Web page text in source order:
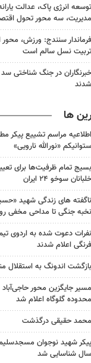
توسعه انرژی پاک، عدالت
مدیریت، سه محور تحول
فرماندار سنندج: ورزش،
تربیت نسل سالم است
خبرنگاران در جنگ شناختی
شدند
ها
اطلاعیه مراسم تشییع پیکر
ستوانیکم «نورالله نارویی»
بسیج تمام ظرفیت‌ها برای
خلبانان سوخو ۲۴ ایران
ناگفته های زندگی شهید
نخبه جنگی تا مداحی مخفی
نفرات دعوت شده به اردوی
فرنگی اعلام شدند
بازگشت اندونگ به استقلال
مسیر جایگزین محور
محدوده گلوگاه اعلام شد
محمد حقیقی درگذشت
سال شناسایی شد